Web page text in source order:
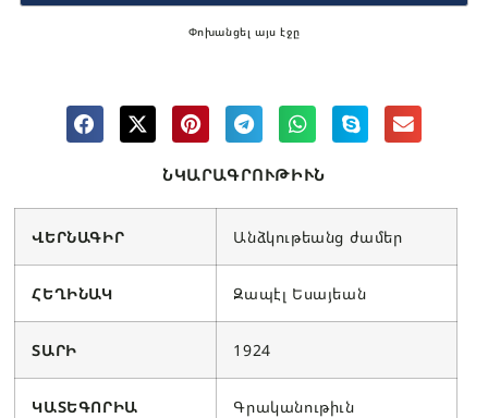
ՆԿԱՐԱԳՐՈՒԹԻՒՆ
ՎԵՐՆԱԳԻՐ Անձկութեանց ժամեր
ՀԵՂԻՆԱԿ Զապէլ Եսայեան
ՏԱՐԻ 1924
ԿԱՏԵԳՈՐԻԱ Գրականութիւն
Փոխանցել այս էջը